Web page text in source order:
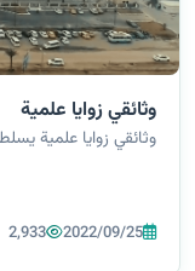
وثائقي زوايا علمية
وثائقي زوايا علمية
2022/09/25
2,933